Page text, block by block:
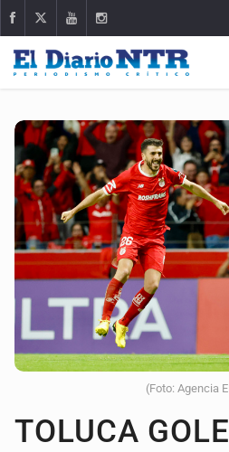
(Foto: Agencia
TOLUCA